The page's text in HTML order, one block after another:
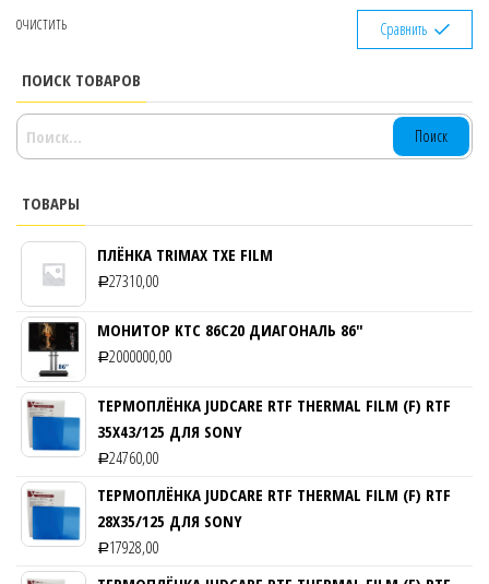
ОЧИСТИТЬ Сравнить
ПОИСК ТОВАРОВ
НАЙТИ:
ТОВАРЫ
ПЛЁНКА TRIMAX TXE FILM
Р27310,00
МОНИТОР KTC 86C20 ДИАГОНАЛЬ 86″
Р2000000,00
ТЕРМОПЛЁНКА JUDCARE RTF THERMAL FILM (F) RTF
35Х43/125 ДЛЯ SONY
Р24760,00
ТЕРМОПЛЁНКА JUDCARE RTF THERMAL FILM (F) RTF
28Х35/125 ДЛЯ SONY
Р17928,00